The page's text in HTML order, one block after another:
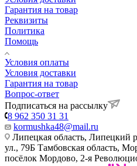
Гарантия на товар
Реквизиты
Политика
Помощь
Условия оплаты
Условия доставки
Гарантия на товар
Вопрос-ответ
Подписаться на рассылку
8 962 350 31 31
kormushka48@mail.ru
Липецкая область, Липецкий
ул., 79Б Тамбовская область,
посёлок Мордово, 2-я